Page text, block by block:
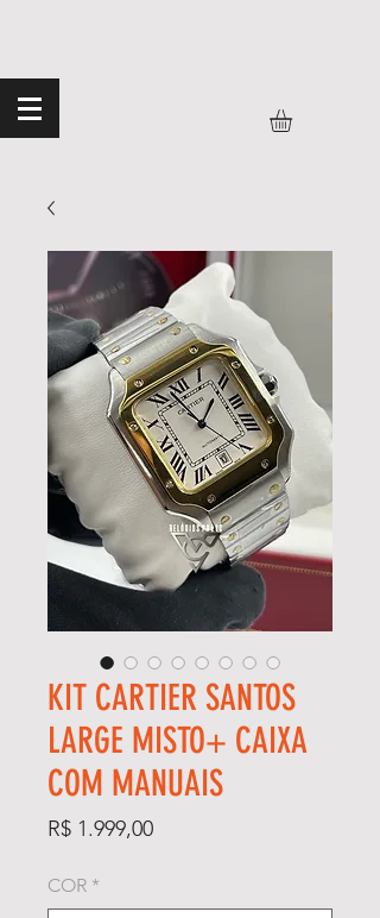
KIT CARTIER SANTOS
LARGE MISTO+ CAIXA
COM MANUAIS
R$ 1.999,00Preço
COR *